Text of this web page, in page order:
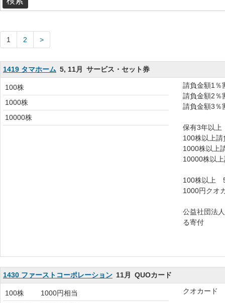
1 2
1419 タマホーム 5, 11月 サービス・セット券
100株
1000株
10000株
請負金額1％
請負金額2％
請負金額3％
保有3年以上
100株以上
1000株以上
10000株以
100株以上
1000円クオ
公益社団法
る寄付
1430 ファーストコーポレーション 11月 QUOカード
100株
1000円相当
クオカード